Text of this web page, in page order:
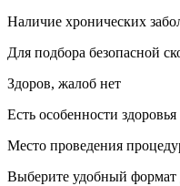
Наличие хронических
Для подбора безопасной
Здоров, жалоб нет
Есть особенности здоровья
Место проведения
Выберите удобный формат